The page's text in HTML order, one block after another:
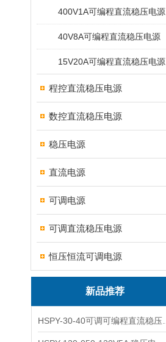
400V1A可编程直流稳压电源
40V8A可编程直流稳压电源
15V20A可编程直流稳压电源
程控直流稳压电源
数控直流稳压电源
稳压电源
直流电源
可调电源
可调直流稳压电源
恒压恒流可调电源
新品推荐